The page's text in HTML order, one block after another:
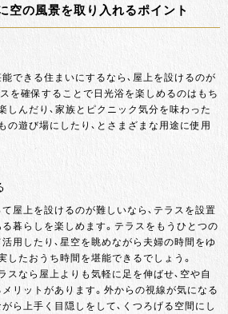
空の風景を取り入れるポイント
できる住まいにするなら、屋上を設けるのが
を確保することで日光浴を楽しめるのはもち
しんだり、家族とピクニック気分を味わった
の遊び場にしたり、とさまざまな用途に使用
屋上を設けるのが難しいなら、テラスを設置
暮らしを楽しめます。テラスをもうひとつの
用したり、星空を眺めながら夫婦の時間をゆ
したおうち時間を堪能できるでしょう。
スなら屋上よりも気軽に足を伸ばせ、空や自
リットがあります。外からの視線が気になる
ら上手く目隠しをして、くつろげる空間にし